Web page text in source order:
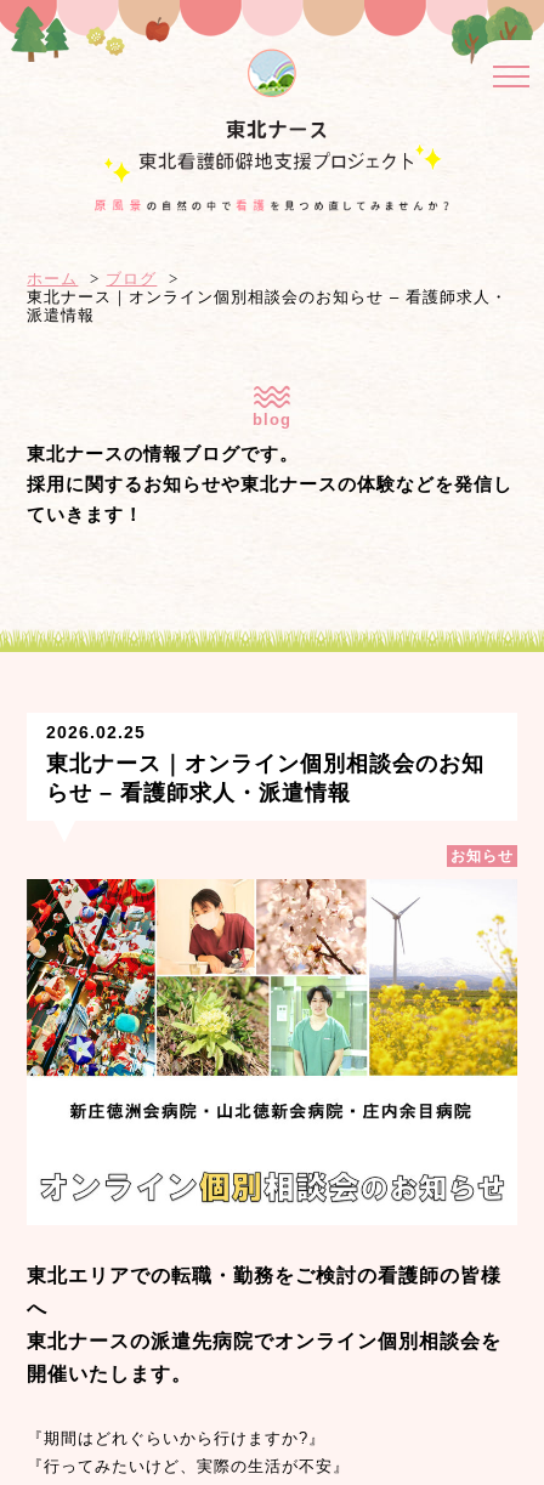
ホーム
ブログ
東北ナース｜オンライン個別相談会のお知らせ – 看護師求人・
派遣情報
blog
東北ナースの情報ブログです。
採用に関するお知らせや東北ナースの体験などを発信し
ていきます！
2026.02.25
東北ナース｜オンライン個別相談会のお知
らせ – 看護師求人・派遣情報
お知らせ
東北エリアでの転職・勤務をご検討の看護師の皆様
へ
東北ナースの派遣先病院でオンライン個別相談会を
開催いたします。
『期間はどれぐらいから行けますか?』
『行ってみたいけど、実際の生活が不安』